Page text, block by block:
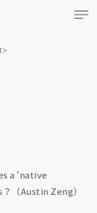
a ‘native
（Austin Zeng）